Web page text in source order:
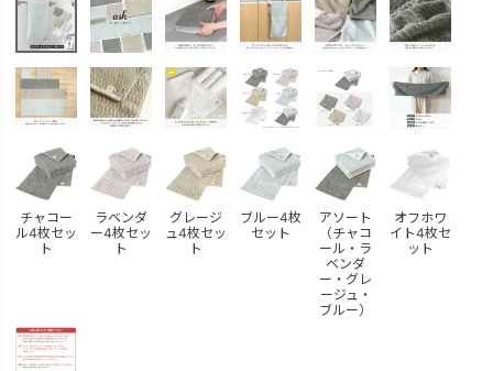
チャコー
ル4枚セッ
ト
ラベンダ
ー4枚セッ
ト
グレージ
ュ4枚セッ
ト
ブルー4枚
セット
アソート
（チャコ
ール・ラ
ベンダ
ー・グレ
ージュ・
ブルー）
オフホワ
イト4枚セ
ット